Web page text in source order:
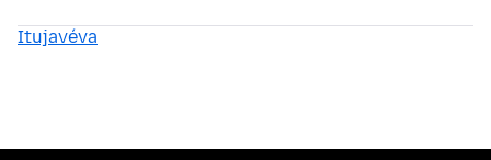
Itujavéva